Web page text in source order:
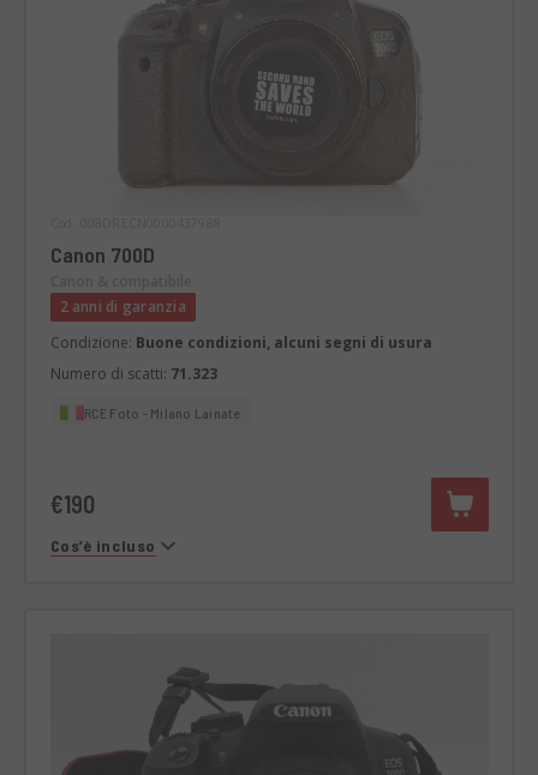
Canon 700D
2 anni di garanzia
Condizione: Buone condizioni, alcuni segni di usura
Numero di scatti: 71.323
RCE Foto - Milano Lainate
€190
Cos’è incluso